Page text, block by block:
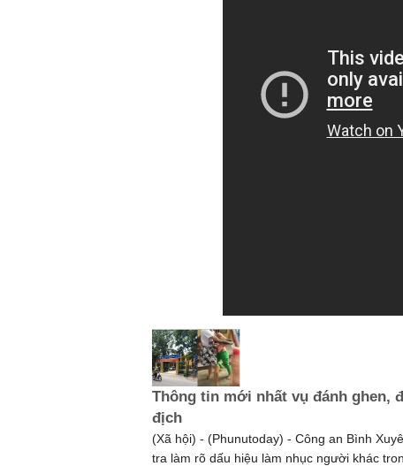
Thông tin mới nhất vụ đánh ghen,
địch
(Xã hội) - (Phunutoday) - Công an Bình
tra làm rõ dấu hiệu làm nhục người khác